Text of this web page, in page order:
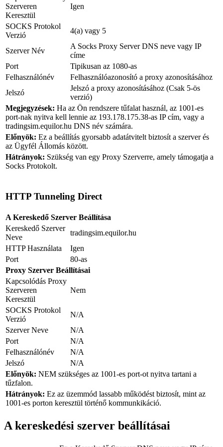
Szerveren
Keresztül
Igen
SOCKS Protokol
Verzió
4(a) vagy 5
Szerver Név
A Socks Proxy Server DNS neve vagy IP
címe
Port
Tipikusan az 1080-as
Felhasználónév
Felhasználóazonosító a proxy azonosításához
Jelszó
Jelszó a proxy azonosításához (Csak 5-ös
verzió)
Megjegyzések: Ha az Ön rendszere tűfalat használ, az 1001-es
port-nak nyitva kell lennie az 193.178.175.38-as IP cím, vagy a
tradingsim.equilor.hu DNS név számára.
Előnyök: Ez a beállítás gyorsabb adatátvitelt biztosít a szerver és
az Ügyfél Állomás között.
Hátrányok: Szükség van egy Proxy Szerverre, amely támogatja a
Socks Protokolt.
HTTP Tunneling Direct
A Kereskedő Szerver Beállítása
Kereskedő Szerver
Neve
tradingsim.equilor.hu
HTTP Használata
Igen
Port
80-as
Proxy Szerver Beállításai
Kapcsolódás Proxy
Szerveren
Keresztül
Nem
SOCKS Protokol
Verzió
N/A
Szerver Neve
N/A
Port
N/A
Felhasználónév
N/A
Jelszó
N/A
Előnyök: NEM szükséges az 1001-es port-ot nyitva tartani a
tűzfalon.
Hátrányok: Ez az üzemmód lassabb működést biztosít, mint az
1001-es porton keresztül történő kommunkikáció.
A kereskedési szerver beállításai